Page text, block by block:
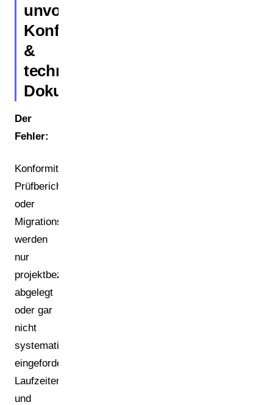
unvollständige
Konformitätserklärungen
&
technische
Dokumentation
Der
Fehler:
Konformitätserklärungen,
Prüfberichte
oder
Migrationsgutachten
werden
nur
projektbezogen
abgelegt
oder gar
nicht
systematisch
eingefordert.
Laufzeiten
und